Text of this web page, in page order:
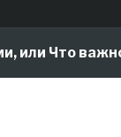
важно